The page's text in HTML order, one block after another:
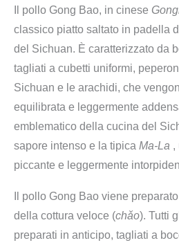
Il pollo Gong Bao, in cinese
classico piatto saltato in padella
del Sichuan. È caratterizzato da
tagliati a cubetti uniformi,
Sichuan e le arachidi, che
equilibrata e leggermente
emblematico della cucina del
sapore intenso e la tipica Ma-La ,
piccante e leggermente
Il pollo Gong Bao viene
della cottura veloce (chǎo). Tutti
preparati in anticipo, tagliati a